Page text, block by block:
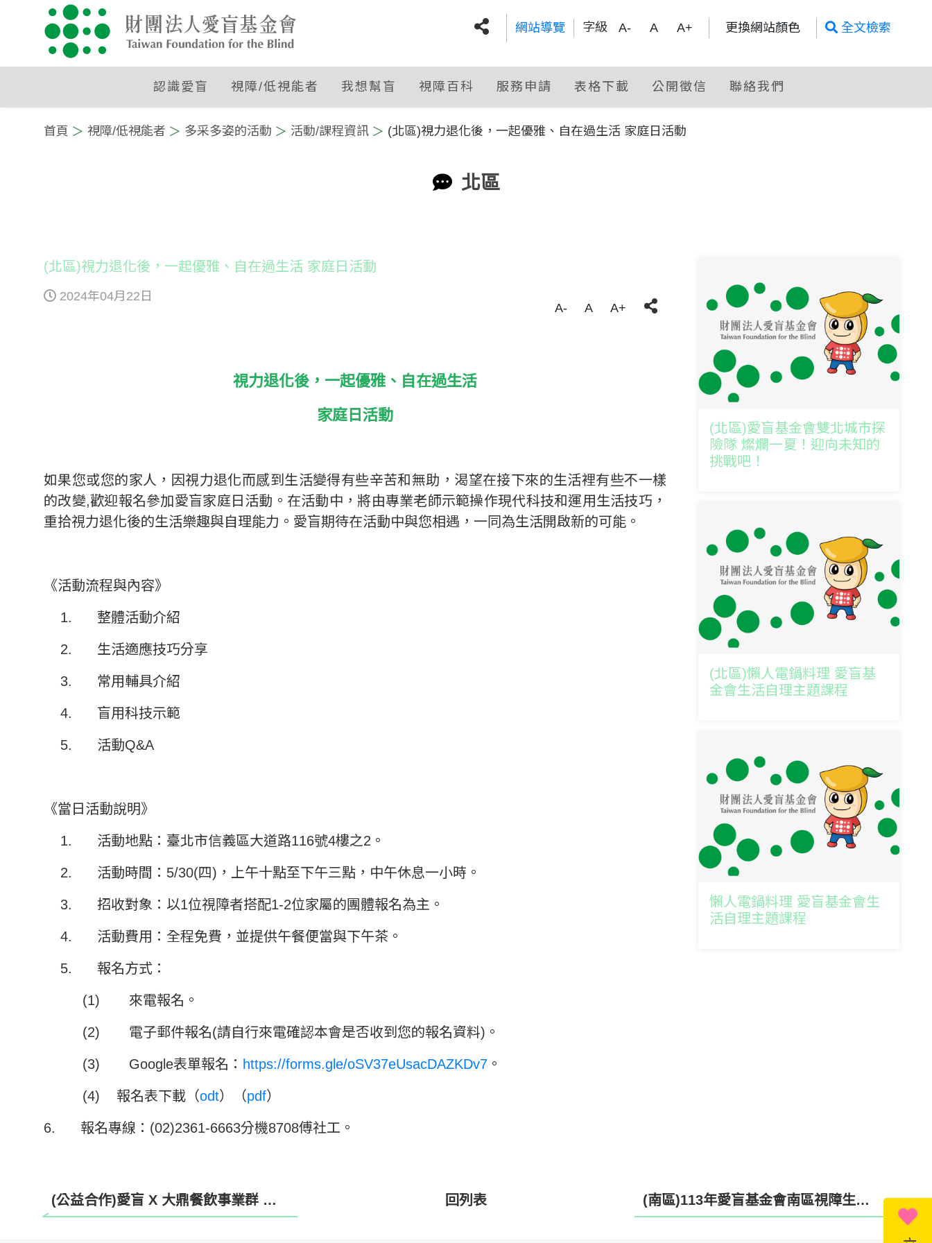
社群分享
網站導覽 字級 A- A A+ 更換網站顏色 全文檢索
全文檢索
認識愛盲 視障/低視能者 我想幫盲 視障百科 服務申請 表格下載 公開徵信 聯絡我們
首頁 視障/低視能者 多采多姿的活動 活動/課程資訊 (北區)視力退化後，一起優雅、自在過生活 家庭日活動
北區
(北區)視力退化後，一起優雅、自在過生活 家庭日活動
2024年04月22日
A-
A A+
視力退化後，一起優雅、自在過生活
家庭日活動
如果您或您的家人，因視力退化而感到生活變得有些辛苦和無助，渴望在接下來的生活裡有些不一樣
的改變,歡迎報名參加愛盲家庭日活動。在活動中，將由專業老師示範操作現代科技和運用生活技巧，
重拾視力退化後的生活樂趣與自理能力。愛盲期待在活動中與您相遇，一同為生活開啟新的可能。
《活動流程與內容》
1. 整體活動介紹
2. 生活適應技巧分享
3. 常用輔具介紹
4. 盲用科技示範
5. 活動Q&A
《當日活動說明》
1. 活動地點：臺北市信義區大道路116號4樓之2。
2. 活動時間：5/30(四)，上午十點至下午三點，中午休息一小時。
3. 招收對象：以1位視障者搭配1-2位家屬的團體報名為主。
4. 活動費用：全程免費，並提供午餐便當與下午茶。
5. 報名方式：
(1) 來電報名。
(2) 電子郵件報名(請自行來電確認本會是否收到您的報名資料)。
(3) Google表單報名： https://forms.gle/oSV37eUsacDAZKDv7 。
(4) 報名表下載（odt）（pdf）
6. 報名專線：(02)2361-6663分機8708傅社工。
(北區)愛盲基金會雙北城市探
險隊 燦爛一夏！迎向未知的
挑戰吧！
(北區)懶人電鍋料理 愛盲基
金會生活自理主題課程
懶人電鍋料理 愛盲基金會生
活自理主題課程
(公益合作)愛盲 X 大鼎餐飲事業群 —— 「視界同行，為EYE而走」公益健走活動 回列表 (南區)113年愛盲基金會南區視障生親子遊: 參觀動物園並體驗濱海自然生態 入住北台灣最大親子飯店~新竹煙波休閒度假之旅